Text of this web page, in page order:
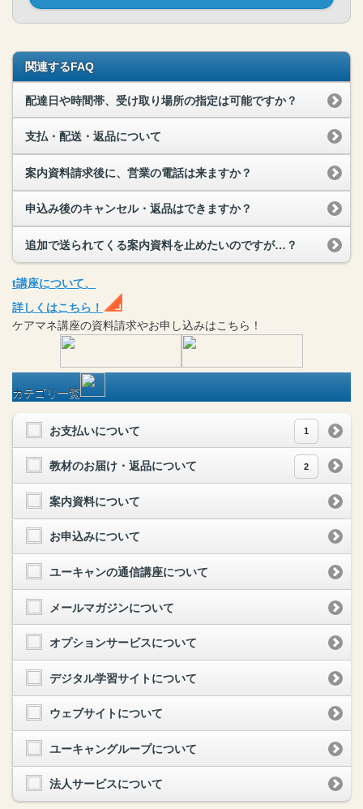
関連するFAQ
配達日や時間帯、受け取り場所の指定は可能ですか？
支払・配送・返品について
案内資料請求後に、営業の電話は来ますか？
申込み後のキャンセル・返品はできますか？
追加で送られてくる案内資料を止めたいのですが…？
t講座について、
詳しくはこちら！
ケアマネ講座の資料請求やお申し込みはこちら！
カテゴリ一覧
お支払いについて 1
教材のお届け・返品について 2
案内資料について
お申込みについて
ユーキャンの通信講座について
メールマガジンについて
オプションサービスについて
デジタル学習サイトについて
ウェブサイトについて
ユーキャングループについて
法人サービスについて